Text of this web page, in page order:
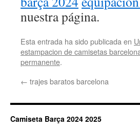
nuestra página.
Esta entrada ha sido publicada en
estampacion de camisetas
permanente.
← trajes baratos barcelona
Camiseta Barça 2024 2025